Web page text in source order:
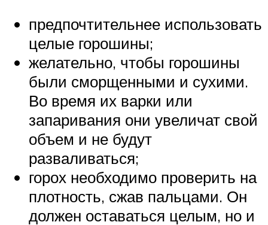
предпочтительнее использовать
целые горошины;
желательно, чтобы горошины
были сморщенными и сухими.
Во время их варки или
запаривания они увеличат свой
объем и не будут
разваливаться;
горох необходимо проверить на
плотность, сжав пальцами. Он
должен оставаться целым, но и